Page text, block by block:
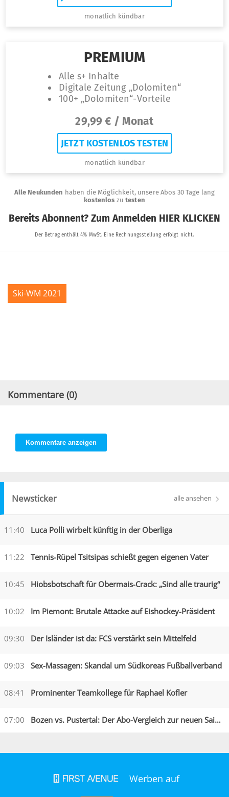
Ski-WM 2021
Kommentare (0)
Kommentare anzeigen
Newsticker alle ansehen
11:40 Luca Polli wirbelt künftig in der Oberliga
11:22 Tennis-Rüpel Tsitsipas schießt gegen eigenen Vater
10:45 Hiobsbotschaft für Obermais-Crack: „Sind alle traurig“
10:02 Im Piemont: Brutale Attacke auf Eishockey-Präsident
09:30 Der Isländer ist da: FCS verstärkt sein Mittelfeld
09:03 Sex-Massagen: Skandal um Südkoreas Fußballverband
08:41 Prominenter Teamkollege für Raphael Kofler
07:00 Bozen vs. Pustertal: Der Abo-Vergleich zur neuen Saison
Werben auf